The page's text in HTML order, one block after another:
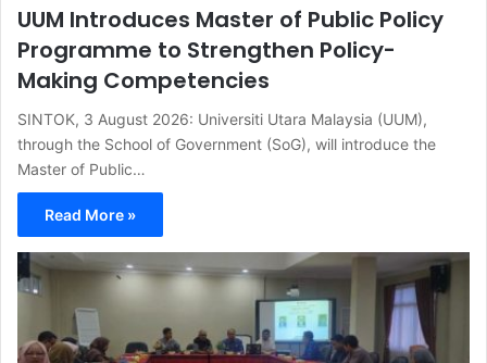
UUM Introduces Master of Public Policy
Programme to Strengthen Policy-
Making Competencies
SINTOK, 3 August 2026: Universiti Utara Malaysia (UUM),
through the School of Government (SoG), will introduce the
Master of Public…
Read More »